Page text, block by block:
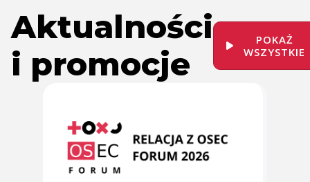
Aktualności
i promocje
POKAŻ
WSZYSTKIE